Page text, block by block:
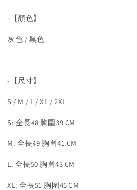
-【顏色】
灰色 / 黑色
-【尺寸】
S / M / L / XL / 2XL
S: 全長48 胸圍39 CM
M: 全長49 胸圍41 CM
L: 全長50 胸圍43 CM
XL: 全長51 胸圍45 CM